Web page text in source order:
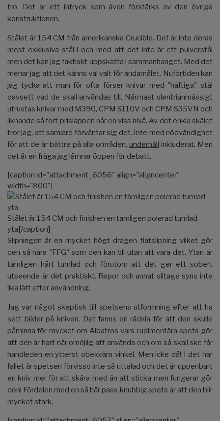
tro. Det är ett intryck som även förstärks av den övriga
konstruktionen.
Stålet är 154 CM från amerikanska Crucible. Det är inte deras
mest exklusiva stål i och med att det inte är ett pulverstål
men det kan jag faktiskt uppskatta i sammanhanget. Med det
menar jag att det känns väl valt för ändamålet. Nuförtiden kan
jag tycka att man för ofta förser knivar med "häftiga" stål
oavsett vad de skall användas till. Närmast slentrianmässigt
utrustas knivar med M390, CPM S110V och CPM S35VN och
liknande så fort prislappen når en viss nivå. Av det enkla skälet
tror jag, att samlare förväntar sig det. Inte med nödvändighet
för att de är bättre på alla områden, underhåll inkluderat. Men
det är en fråga jag lämnar öppen för debatt.
[caption id="attachment_6056" align="aligncenter"
width="800"]
Stålet är 154 CM och finishen en tämligen polerad tumlad
yta[/caption]
Slipningen är en mycket högt dragen flatslipning vilket gör
den så nära "FFG" som den kan bli utan att vara det. Ytan är
tämligen hårt tumlad och förutom att det ger ett sobert
utseende är det praktiskt. Repor och annat slitage syns inte
lika lätt efter användning.
Jag var något skeptisk till spetsens utformning efter att ha
sett bilder på kniven. Det fanns en rädsla för att den skulle
påminna för mycket om Albatros vars rudimentära spets gör
att den är hart när omöjlig att använda och om så skall ske får
handleden en ytterst obekväm vinkel. Men icke då! I det här
fallet är spetsen förvisso inte så uttalad och det är uppenbart
en kniv mer för att skära med än att sticka men fungerar gör
den! Fördelen med en så här pass knubbig spets är att den blir
mycket stark.